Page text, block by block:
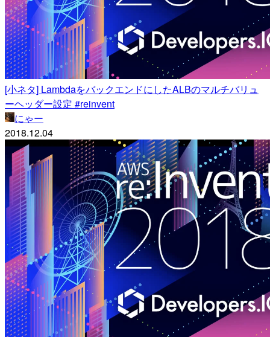
[小ネタ] LambdaをバックエンドにしたALBのマルチバリュ
ーヘッダー設定 #reinvent
にゃー
2018.12.04